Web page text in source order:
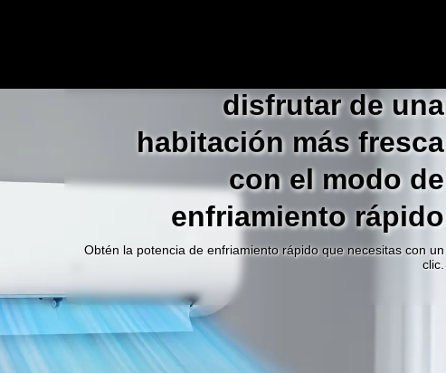
disfrutar de una
habitación más fresca
con el modo de
enfriamiento rápido
Obtén la potencia de enfriamiento rápido que necesitas con un
clic.